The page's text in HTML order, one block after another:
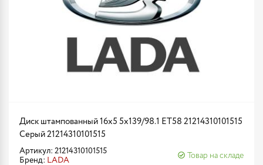
Диск штампованный 16x5 5x139/98.1 ET58 21214310101515
Серый 21214310101515
Артикул: 21214310101515
Бренд: LADA
Товар на складе